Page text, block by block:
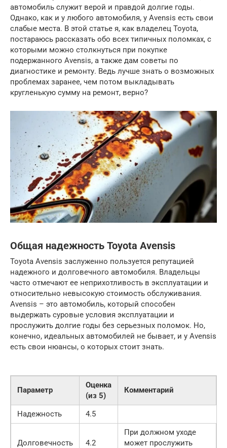
автомобиль служит верой и правдой долгие годы.
Однако, как и у любого автомобиля, у Avensis есть свои
слабые места. В этой статье я, как владелец Toyota,
постараюсь рассказать обо всех типичных поломках, с
которыми можно столкнуться при покупке
подержанного Avensis, а также дам советы по
диагностике и ремонту. Ведь лучше знать о возможных
проблемах заранее, чем потом выкладывать
кругленькую сумму на ремонт, верно?
Общая надежность Toyota Avensis
Toyota Avensis заслуженно пользуется репутацией
надежного и долговечного автомобиля. Владельцы
часто отмечают ее неприхотливость в эксплуатации и
относительно невысокую стоимость обслуживания.
Avensis – это автомобиль, который способен
выдержать суровые условия эксплуатации и
прослужить долгие годы без серьезных поломок. Но,
конечно, идеальных автомобилей не бывает, и у Avensis
есть свои нюансы, о которых стоит знать.
Параметр
Оценка
(из 5)
Комментарий
Надежность 4.5
Долговечность 4.2
При должном уходе
может прослужить